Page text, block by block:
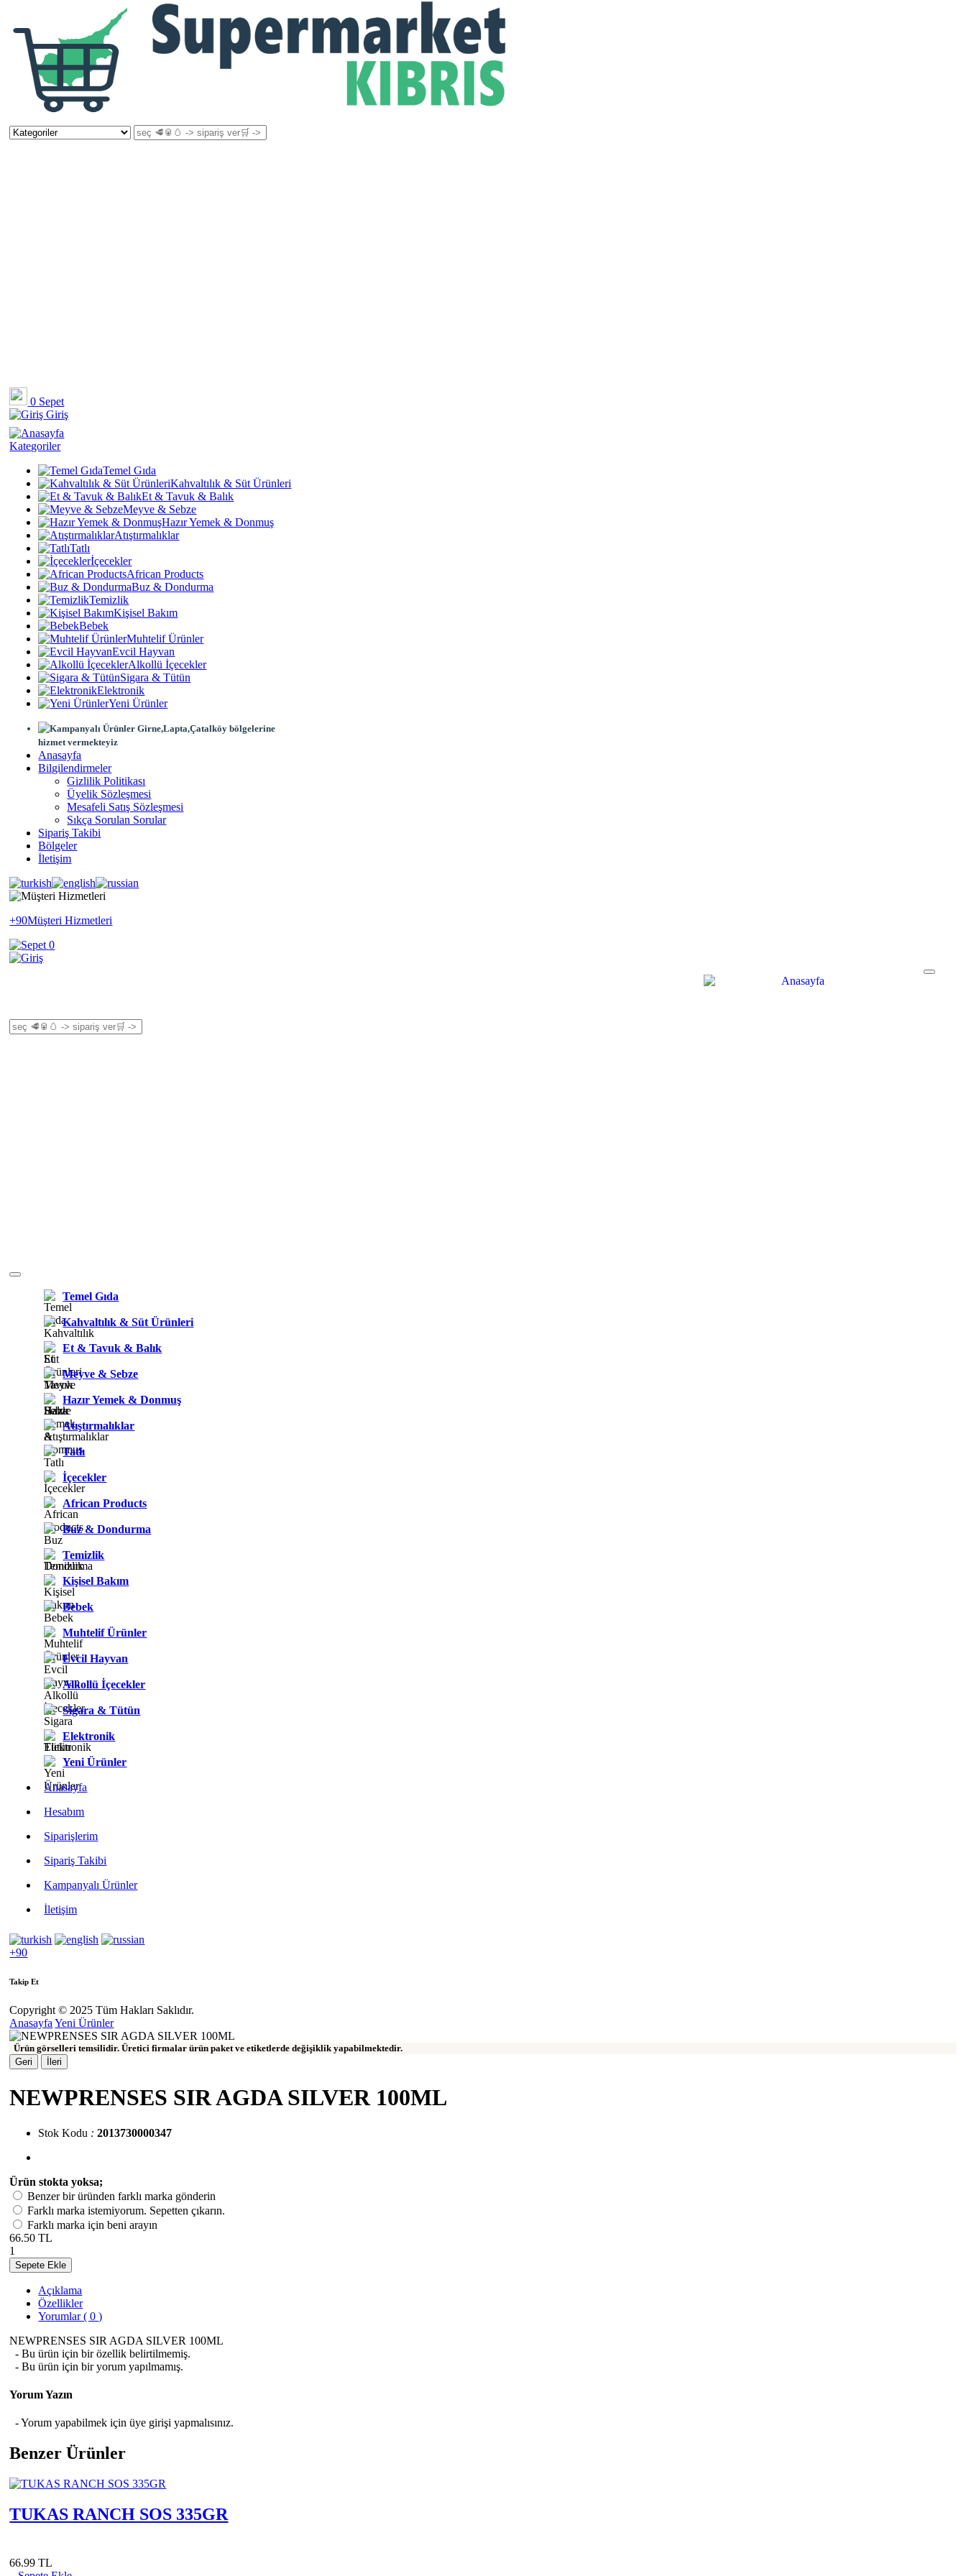
0 Sepet
Giriş
Kategoriler
Temel Gıda
Kahvaltılık & Süt Ürünleri
Et & Tavuk & Balık
Meyve & Sebze
Hazır Yemek & Donmuş
Atıştırmalıklar
Tatlı
İçecekler
African Products
Buz & Dondurma
Temizlik
Kişisel Bakım
Bebek
Muhtelif Ürünler
Evcil Hayvan
Alkollü İçecekler
Sigara & Tütün
Elektronik
Yeni Ürünler
Girne,Lapta,Çatalköy bölgelerine
hizmet vermekteyiz
Anasayfa
Bilgilendirmeler
Gizlilik Politikası
Üyelik Sözleşmesi
Mesafeli Satış Sözleşmesi
Sıkça Sorulan Sorular
Sipariş Takibi
Bölgeler
İletişim
+90Müşteri Hizmetleri
0
Temel Gıda
Kahvaltılık & Süt Ürünleri
Et & Tavuk & Balık
Meyve & Sebze
Hazır Yemek & Donmuş
Atıştırmalıklar
Tatlı
İçecekler
African Products
Buz & Dondurma
Temizlik
Kişisel Bakım
Bebek
Muhtelif Ürünler
Evcil Hayvan
Alkollü İçecekler
Sigara & Tütün
Elektronik
Yeni Ürünler
Anasayfa
Hesabım
Siparişlerim
Sipariş Takibi
Kampanyalı Ürünler
İletişim
+90
Takip Et
Copyright © 2025 Tüm Hakları Saklıdır.
Anasayfa Yeni Ürünler
Ürün görselleri temsilidir. Üretici firmalar ürün paket ve etiketlerde değişiklik yapabilmektedir.
Geri
İleri
NEWPRENSES SIR AGDA SILVER 100ML
Stok Kodu : 2013730000347
Ürün stokta yoksa;
Benzer bir üründen farklı marka gönderin
Farklı marka istemiyorum. Sepetten çıkarın.
Farklı marka için beni arayın
66.50 TL
1
Sepete Ekle
Açıklama
Özellikler
Yorumlar ( 0 )
NEWPRENSES SIR AGDA SILVER 100ML
- Bu ürün için bir özellik belirtilmemiş.
- Bu ürün için bir yorum yapılmamış.
Yorum Yazın
- Yorum yapabilmek için üye girişi yapmalısınız.
Benzer Ürünler
TUKAS RANCH SOS 335GR
66.99 TL